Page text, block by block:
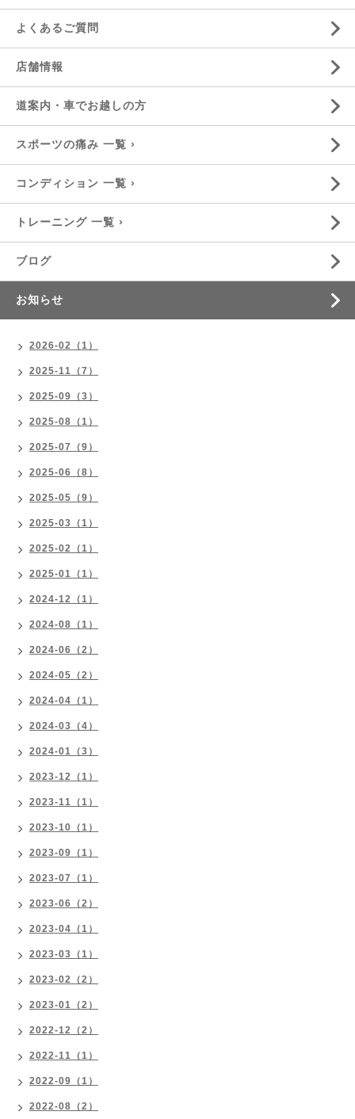
よくあるご質問
店舗情報
道案内・車でお越しの方
スポーツの痛み 一覧 ›
コンディション 一覧 ›
トレーニング 一覧 ›
ブログ
お知らせ
2026-02（1）
2025-11（7）
2025-09（3）
2025-08（1）
2025-07（9）
2025-06（8）
2025-05（9）
2025-03（1）
2025-02（1）
2025-01（1）
2024-12（1）
2024-08（1）
2024-06（2）
2024-05（2）
2024-04（1）
2024-03（4）
2024-01（3）
2023-12（1）
2023-11（1）
2023-10（1）
2023-09（1）
2023-07（1）
2023-06（2）
2023-04（1）
2023-03（1）
2023-02（2）
2023-01（2）
2022-12（2）
2022-11（1）
2022-09（1）
2022-08（2）